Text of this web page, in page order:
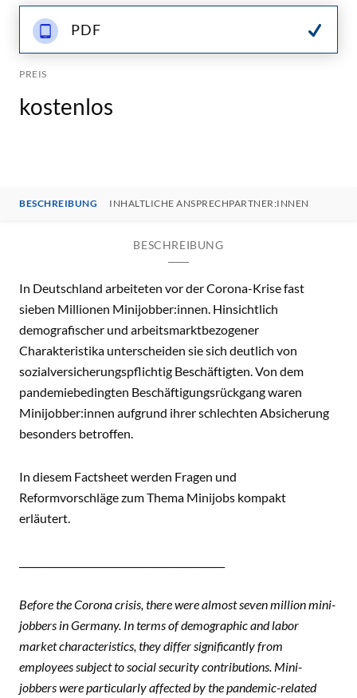
PDF
PREIS
kostenlos
BESCHREIBUNG INHALTLICHE ANSPRECHPARTNER:INNEN
BESCHREIBUNG
In Deutschland arbeiteten vor der Corona-Krise fast
sieben Millionen Minijobber:innen. Hinsichtlich
demografischer und arbeitsmarktbezogener
Charakteristika unterscheiden sie sich deutlich von
sozialversicherungspflichtig Beschäftigten. Von dem
pandemiebedingten Beschäftigungsrückgang waren
Minijobber:innen aufgrund ihrer schlechten Absicherung
besonders betroffen.
In diesem Factsheet werden Fragen und
Reformvorschläge zum Thema Minijobs kompakt
erläutert.
Before the Corona crisis, there were almost seven million mini-
jobbers in Germany. In terms of demographic and labor
market characteristics, they differ significantly from
employees subject to social security contributions. Mini-
jobbers were particularly affected by the pandemic-related